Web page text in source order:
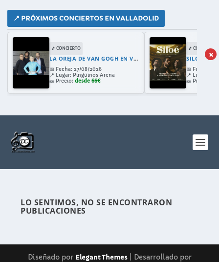
📍 PRÓXIMOS CONCIERTOS EN VALLADOLID
🎵 CONCIERTO
LA OREJA DE VAN GOGH EN VALLADOLID 2026: GIRA 30 ANIVERSARIO CON AMAIA MONTERO
📅 Fecha: 27/08/2026
📍 Lugar: Pingüinos Arena
🎫 Precio: desde 66€
🎵 CONCIERTO
SILOE EN
📅 Fecha:
📍 Lugar:
🎫 Precio:
×
LO SENTIMOS, NO SE ENCONTRARON
PUBLICACIONES
Diseñado por Elegant Themes| Desarrollado por